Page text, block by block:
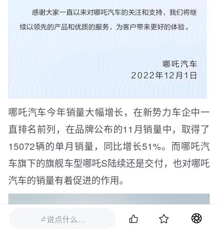
哪吒汽车今年销量大幅增长，在新势力车企中一
直排名前列，在品牌公布的11月销量中，取得了
15072辆的单月销量，同比增长51%。而哪吒汽
车旗下的旗舰车型哪吒S陆续还是交付，也对哪吒
汽车的销量有着促进的作用。
说点什么…  